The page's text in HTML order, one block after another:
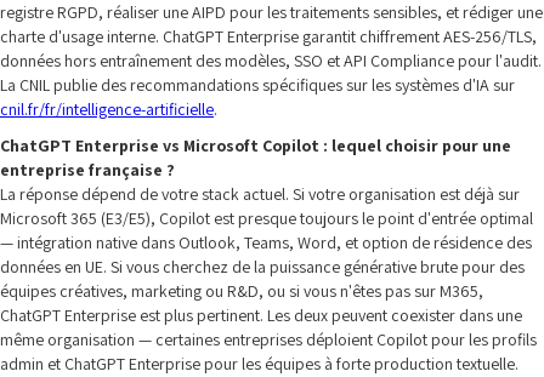
registre RGPD, réaliser une AIPD pour les traitements sensibles, et rédiger une
charte d'usage interne. ChatGPT Enterprise garantit chiffrement AES-256/TLS,
données hors entraînement des modèles, SSO et API Compliance pour l'audit.
La CNIL publie des recommandations spécifiques sur les systèmes d'IA sur
cnil.fr/fr/intelligence-artificielle.
ChatGPT Enterprise vs Microsoft Copilot : lequel choisir pour une
entreprise française ?
La réponse dépend de votre stack actuel. Si votre organisation est déjà sur
Microsoft 365 (E3/E5), Copilot est presque toujours le point d'entrée optimal
— intégration native dans Outlook, Teams, Word, et option de résidence des
données en UE. Si vous cherchez de la puissance générative brute pour des
équipes créatives, marketing ou R&D, ou si vous n'êtes pas sur M365,
ChatGPT Enterprise est plus pertinent. Les deux peuvent coexister dans une
même organisation — certaines entreprises déploient Copilot pour les profils
admin et ChatGPT Enterprise pour les équipes à forte production textuelle.